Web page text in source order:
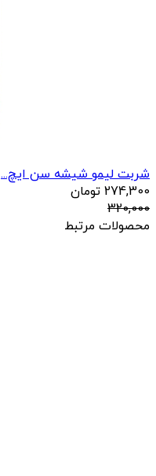
شربت لیمو شیشه سن ایچ...
274,300 تومان
320,000
محصولات مرتبط